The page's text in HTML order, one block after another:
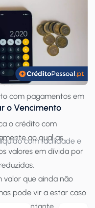
nas prestações e
mas não foi.
o montante
total de pagamentos
indica a data
com pagamentos em
o crédito com
ao qual as
valores em dívida por
valor que ainda não
pode vir a estar caso
o Vencimento
com facilidade e